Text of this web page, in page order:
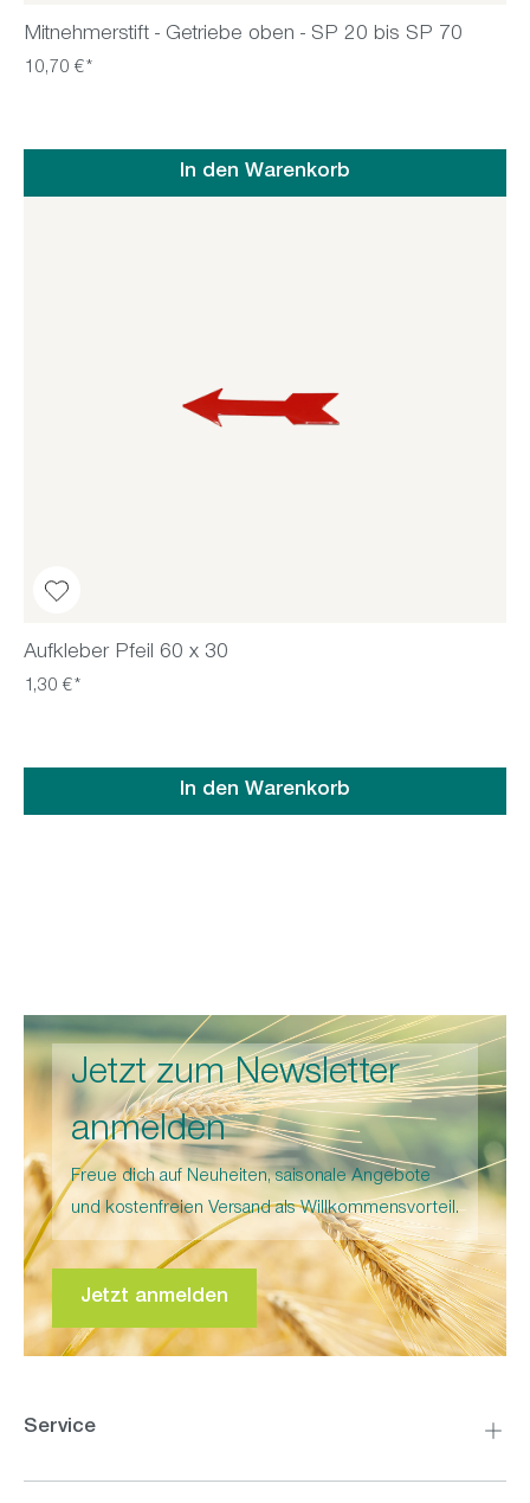
Mitnehmerstift - Getriebe oben - SP 20 bis SP 70
10,70 €*
In den Warenkorb
Aufkleber Pfeil 60 x 30
1,30 €*
In den Warenkorb
Jetzt zum Newsletter
anmelden
Freue dich auf Neuheiten, saisonale Angebote
und kostenfreien Versand als Willkommensvorteil.
Jetzt anmelden
Service